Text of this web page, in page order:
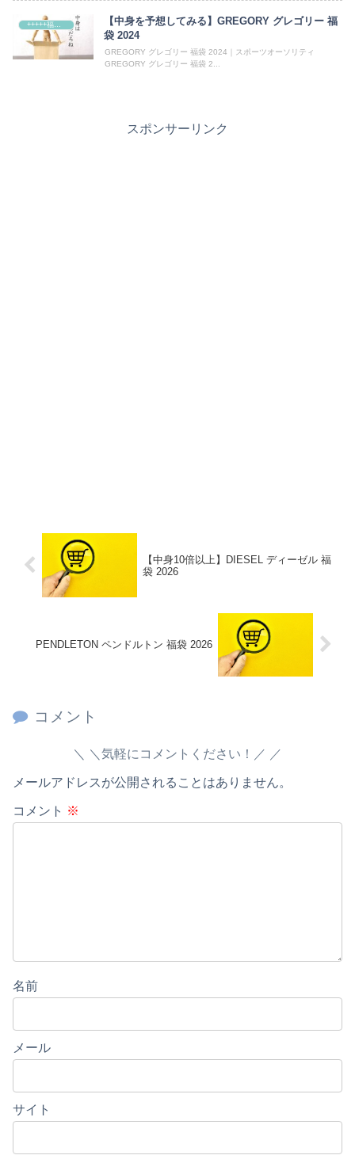
+++++福袋++++++
【中身を予想してみる】GREGORY グレゴリー 福
袋 2024
GREGORY グレゴリー 福袋 2024｜スポーツオーソリティ
GREGORY グレゴリー 福袋 2...
スポンサーリンク
【中身10倍以上】DIESEL ディーゼル 福
袋 2026
PENDLETON ペンドルトン 福袋 2026
コメント
＼気軽にコメントください！／
メールアドレスが公開されることはありません。
コメント ※
名前
メール
サイト